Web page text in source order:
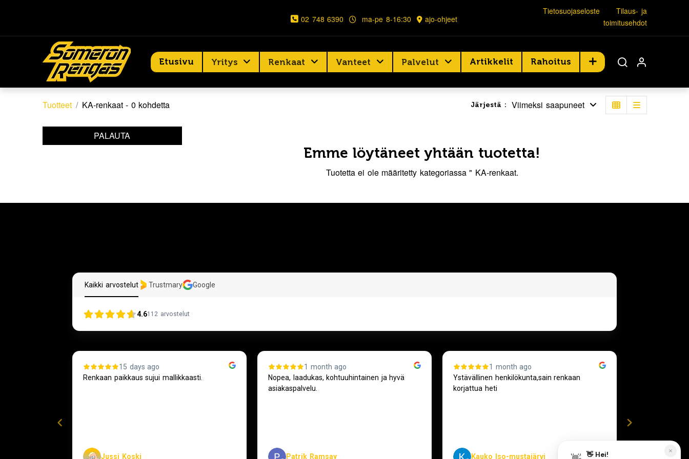
02 748 6390 ma-pe 8-16:30 ajo-ohjeet
Tietosuojaseloste
Tilaus- ja
toimitusehdot
Etusivu Yritys Renkaat Vanteet Palvelut Artikkelit Rahoitus
Tuotteet KA-renkaat- 0 kohdetta Järjestä : Viimeksi saapuneet
PALAUTA
Emme löytäneet yhtään tuotetta!
Tuotetta ei ole määritetty kategoriassa " KA-renkaat.
Kaikki arvostelut Trustmary Google
4.6112 arvostelut
15 days ago
Renkaan paikkaus sujui mallikkaasti.
Jussi Koski
1 month ago
Nopea, laadukas, kohtuuhintainen ja hyvä
asiakaspalvelu.
Patrik Ramsay
1 month ago
Ystävällinen henkilökunta,sain renkaan
korjattua heti
Kauko Iso-mustajärvi